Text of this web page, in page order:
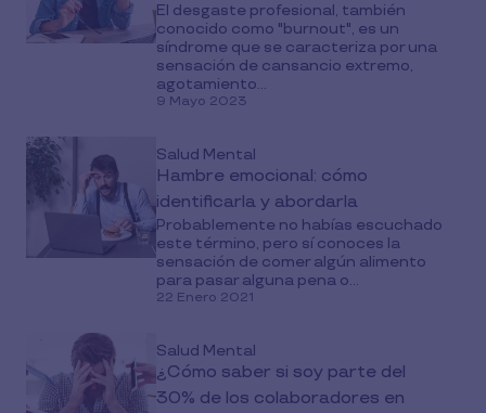
El desgaste profesional, también
conocido como "burnout", es un
síndrome que se caracteriza por una
sensación de cansancio extremo,
agotamiento...
9 Mayo 2023
Salud Mental
Hambre emocional: cómo
identificarla y abordarla
Probablemente no habías escuchado
este término, pero sí conoces la
sensación de comer algún alimento
para pasar alguna pena o...
22 Enero 2021
Salud Mental
¿Cómo saber si soy parte del
30% de los colaboradores en